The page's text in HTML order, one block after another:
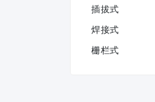
插拔式
焊接式
栅栏式